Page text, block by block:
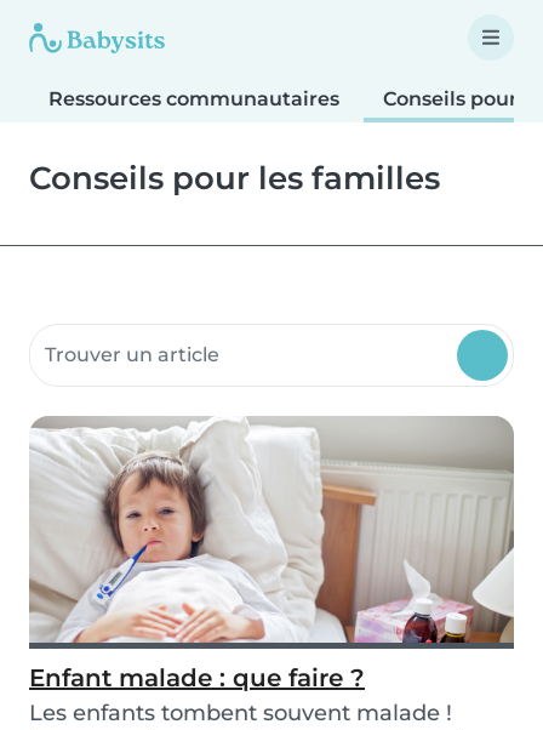
Ressources communautaires Conseils pour
Conseils pour les familles
Rechercher dans les ressources communautaires
Enfant malade : que faire ?
Les enfants tombent souvent malade !